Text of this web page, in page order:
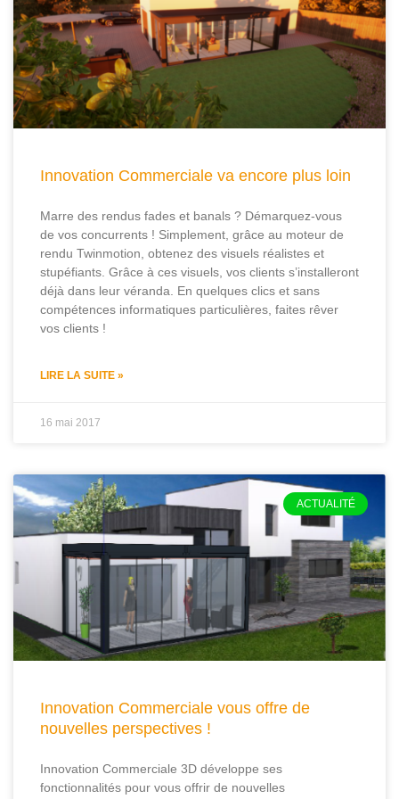
Innovation Commerciale va encore plus loin
Marre des rendus fades et banals ? Démarquez-vous
de vos concurrents ! Simplement, grâce au moteur de
rendu Twinmotion, obtenez des visuels réalistes et
stupéfiants. Grâce à ces visuels, vos clients s’installeront
déjà dans leur véranda. En quelques clics et sans
compétences informatiques particulières, faites rêver
vos clients !
LIRE LA SUITE »
16 mai 2017
ACTUALITÉ
Innovation Commerciale vous offre de
nouvelles perspectives !
Innovation Commerciale 3D développe ses
fonctionnalités pour vous offrir de nouvelles